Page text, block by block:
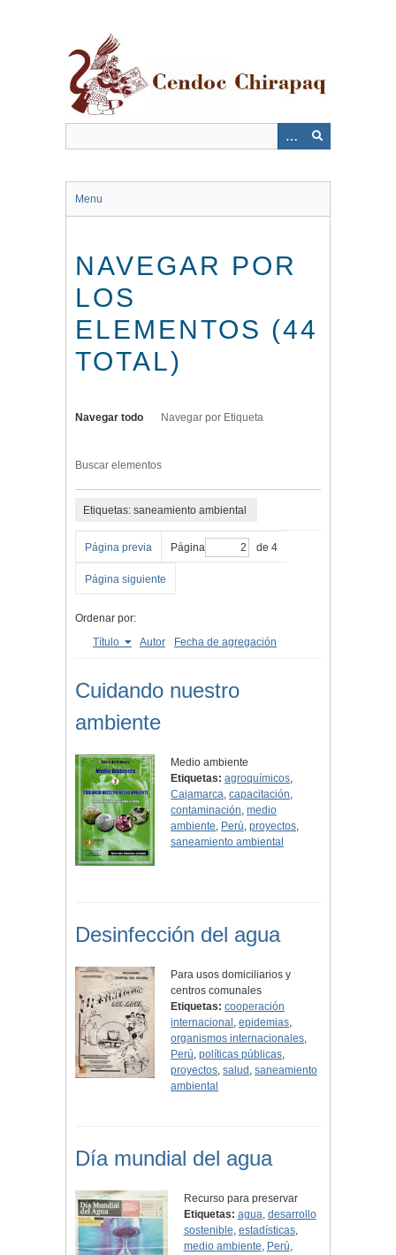
Menu
NAVEGAR POR
LOS
ELEMENTOS (44
TOTAL)
Navegar todo Navegar por Etiqueta
Buscar elementos
Etiquetas: saneamiento ambiental
Página previa Página de 4
Página siguiente
Ordenar por:
Título
Autor Fecha de agregación
Cuidando nuestro
ambiente
Medio ambiente
Etiquetas: agroquímicos,
Cajamarca,capacitación,
contaminación,medio
ambiente, Perú,proyectos,
saneamiento ambiental
Desinfección del agua
Para usos domiciliarios y
centros comunales
Etiquetas: cooperación
internacional ,epidemias,
organismos internacionales,
Perú,políticas públicas,
proyectos,salud ,saneamiento
ambiental
Día mundial del agua
Recurso para preservar
Etiquetas: agua, desarrollo
sostenible, estadísticas,
medio ambiente, Perú,